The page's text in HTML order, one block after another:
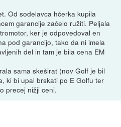
Od sodelavca hčerka kupila
garancije začelo ružiti. Peljala
ker je odpovedoval en
pod garancijo, tako da ni imela
del in tam je bila cena EM
sama skeširat (nov Golf je bil
ki bi upal brskati po E Golfu ter
precej nižji ceni.